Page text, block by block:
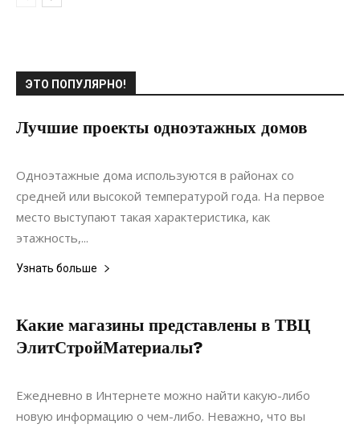
ЭТО ПОПУЛЯРНО!
Лучшие проекты одноэтажных домов
20.09.2021
Одноэтажные дома используются в районах со
средней или высокой температурой года. На первое
место выступают такая характеристика, как
этажность,...
Узнать больше
Какие магазины представлены в ТВЦ
ЭлитСтройМатериалы?
01.02.2021
Ежедневно в Интернете можно найти какую-либо
новую информацию о чем-либо. Неважно, что вы